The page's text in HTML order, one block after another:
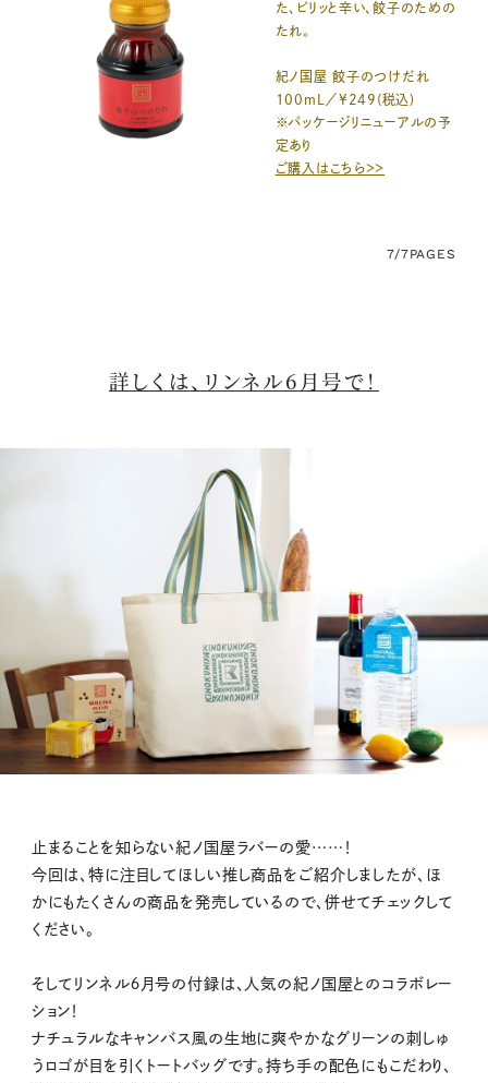
た、ピリッと辛い、餃子のための
たれ。
紀ノ国屋 餃子のつけだれ
100mL／¥249(税込)
※パッケージリニューアルの予
定あり
ご購入はこちら＞＞
7/7PAGES
詳しくは、リンネル6月号で！
止まることを知らない紀ノ国屋ラバーの愛……！
今回は、特に注目してほしい推し商品をご紹介しましたが、ほ
かにもたくさんの商品を発売しているので、併せてチェックして
ください。
そしてリンネル６月号の付録は、人気の紀ノ国屋とのコラボレー
ション！
ナチュラルなキャンバス風の生地に爽やかなグリーンの刺しゅ
うロゴが目を引くトートバッグです。持ち手の配色にもこだわり、